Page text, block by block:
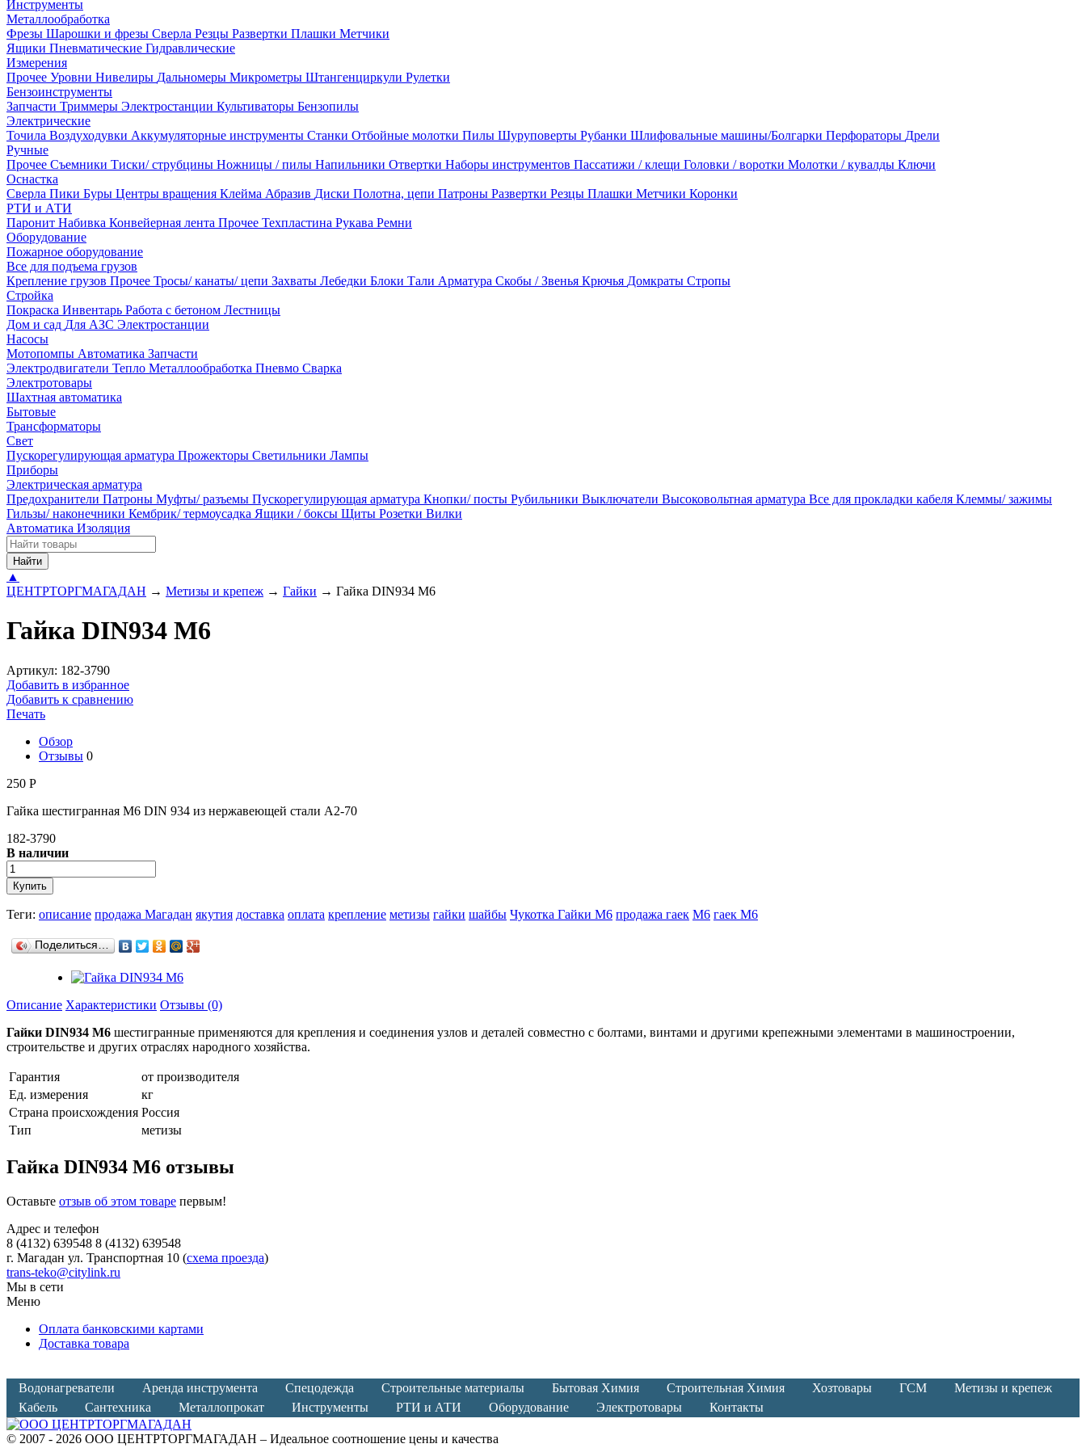
Инструменты
Металлообработка
Фрезы Шарошки и фрезы Сверла Резцы Развертки Плашки Метчики
Ящики Пневматические Гидравлические
Измерения
Прочее Уровни Нивелиры Дальномеры Микрометры Штангенциркули Рулетки
Бензоинструменты
Запчасти Триммеры Электростанции Культиваторы Бензопилы
Электрические
Точила Воздуходувки Аккумуляторные инструменты Станки Отбойные молотки Пилы Шуруповерты Рубанки Шлифовальные машины/Болгарки Перфораторы Дрели
Ручные
Прочее Съемники Тиски/ струбцины Ножницы / пилы Напильники Отвертки Наборы инструментов Пассатижи / клещи Головки / воротки Молотки / кувалды Ключи
Оснастка
Сверла Пики Буры Центры вращения Клейма Абразив Диски Полотна, цепи Патроны Развертки Резцы Плашки Метчики Коронки
РТИ и АТИ
Паронит Набивка Конвейерная лента Прочее Техпластина Рукава Ремни
Оборудование
Пожарное оборудование
Все для подъема грузов
Крепление грузов Прочее Тросы/ канаты/ цепи Захваты Лебедки Блоки Тали Арматура Скобы / Звенья Крючья Домкраты Стропы
Стройка
Покраска Инвентарь Работа с бетоном Лестницы
Дом и сад Для АЗС Электростанции
Насосы
Мотопомпы Автоматика Запчасти
Электродвигатели Тепло Металлообработка Пневмо Сварка
Электротовары
Шахтная автоматика
Бытовые
Трансформаторы
Свет
Пускорегулирующая арматура Прожекторы Светильники Лампы
Приборы
Электрическая арматура
Предохранители Патроны Муфты/ разъемы Пускорегулирующая арматура Кнопки/ посты Рубильники Выключатели Высоковольтная арматура Все для прокладки кабеля Клеммы/ зажимы
Гильзы/ наконечники Кембрик/ термоусадка Ящики / боксы Щиты Розетки Вилки
Автоматика Изоляция
Найти
▲
ЦЕНТРТОРГМАГАДАН → Метизы и крепеж → Гайки → Гайка DIN934 М6
Гайка DIN934 М6
Артикул: 182-3790
Добавить в избранное
Добавить к сравнению
Печать
Обзор
Отзывы 0
250 Р
Гайка шестигранная М6 DIN 934 из нержавеющей стали А2-70
182-3790
В наличии
Теги: описание продажа Магадан якутия доставка оплата крепление метизы гайки шайбы Чукотка Гайки М6 продажа гаек М6 гаек М6
Поделиться…
Описание Характеристики Отзывы (0)
Гайки DIN934 М6 шестигранные применяются для крепления и соединения узлов и деталей совместно с болтами, винтами и другими крепежными элементами в машиностроении,
строительстве и других отраслях народного хозяйства.
Гарантия
от производителя
Ед. измерения
кг
Страна происхождения Россия
Тип
метизы
Гайка DIN934 М6 отзывы
Оставьте отзыв об этом товаре первым!
Адрес и телефон
8 (4132) 639548 8 (4132) 639548
г. Магадан ул. Транспортная 10 (схема проезда)
trans-teko@citylink.ru
Мы в сети
Меню
Оплата банковскими картами
Доставка товара
Водонагреватели Аренда инструмента Спецодежда Строительные материалы Бытовая Химия Строительная Химия Хозтовары ГСМ
Метизы и крепеж
Кабель
Сантехника Металлопрокат Инструменты РТИ и АТИ Оборудование Электротовары Контакты
© 2007 - 2026 ООО ЦЕНТРТОРГМАГАДАН – Идеальное соотношение цены и качества